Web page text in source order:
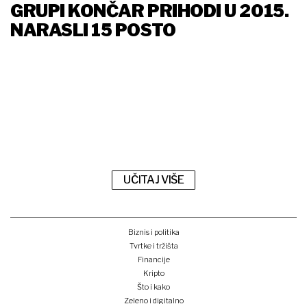
GRUPI KONČAR PRIHODI U 2015.
NARASLI 15 POSTO
UČITAJ VIŠE
Biznis i politika
Tvrtke i tržišta
Financije
Kripto
Što i kako
Zeleno i digitalno